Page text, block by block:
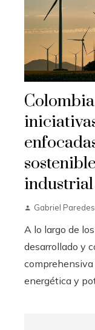
industrial
Gabriel Paredes
A lo largo de
desarrollado y
energética y